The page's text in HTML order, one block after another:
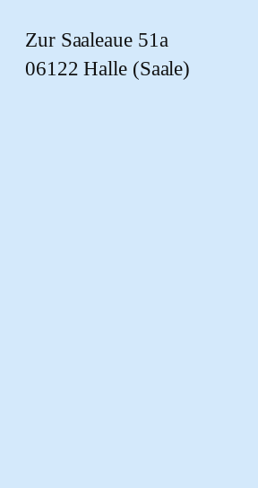
Zur Saaleaue 51a
06122 Halle (Saale)